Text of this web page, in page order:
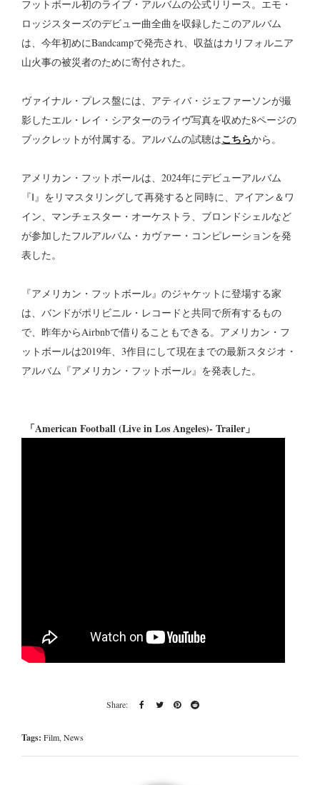
フットボール初のライブ・アルバムの公式リリース。エモ・
ロッジスターズのデビュー曲全曲を収録したこのアルバム
は、今年初めにBandcampで発売され、収益はカリフォルニア
山火事の被災者のために寄付された。
ヴァイナル・プレス盤には、アティバ・ジェファーソンが撮
影したエル・レイ・シアターのライヴ写真を収めた8ページの
ブックレットが付属する。アルバムの試聴はこちらから。
アメリカン・フットボールは、2024年にデビューアルバム
『Ⅰ』をリマスタリングして再発すると同時に、アイアン＆ワ
イン、マンチェスター・オーケストラ、ブロンドシェルなど
が参加したフルアルバム・カヴァー・コンピレーションを発
表した。
『アメリカン・フットボール』のジャケットに登場する家
は、バンドがポリビニル・レコードと共同で所有するもの
で、昨年からAirbnbで借りることもできる。アメリカン・フ
ットボールは2019年、3作目にして現在までの最新スタジオ・
アルバム『アメリカン・フットボール』を発表した。
「American Football (Live in Los Angeles)- Trailer」
Tags: Film,News